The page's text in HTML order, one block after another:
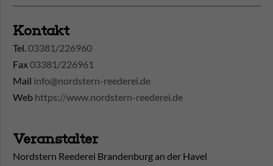
Kontakt
Tel.03381/226960
Fax03381/226961
Mail info@nordstern-reederei.de
Web https://www.nordstern-reederei.de
Veranstalter
Nordstern Reederei Brandenburg an der Havel